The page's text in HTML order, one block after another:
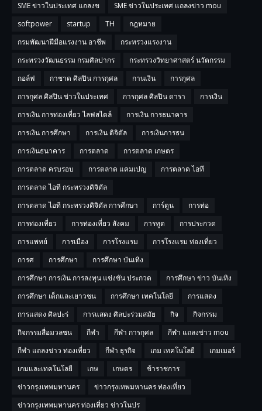
SME ข่าวในประเทศ แถลงข
SME ข่าวในประเทศ แถลงข่าว mou
softpower
startup TH
กฎหมาย
กรมพัฒนาฝีมือแรงงาน อาชีพ
กระทรวงแรงงาน
กระทรวงวัฒนธรรม กรมศิลปากร
กระทรวงวิทยาศาสตร์ นวัตกรรม
กอล์ฟ
กาชาด ศิลปิน การกุศล กานเงิน
การกุศล
การกุศล ศิลปิน ข่าวในประเทศ
การกุศล ศิลปิน ดารา
การเงิน
การเงิน การท่องเที่ยว ไลฟสไตล์
การเงิน การธนาคาร
การเงิน การศึกษา
การเงิน ดิจิตัล
การเงินการธน
การเงินธนาคาร
การตลาด
การตลาด เกษตร
การตลาด ครบรอบ
การตลาด แคมเปญ
การตลาด ไอที
การตลาด ไอที กระทรวงดิจิตัล
การตลาด ไอที กระทรวงดิจิตัล การศีกษา
การ์ตูน
การท่อ
การท่องเที่ยว
การท่องเที่ยว สังคม การทูต
การประกวด
การแพทย์
การเมือง การโรงแรม
การโรงแรม ท่องเที่ยว
การศ
การศึกษา
การศึกษา บันเทิง
การศึกษา การเงิน การลงทุน แข่งขัน ประกวด
การศึกษา ข่าว บันเทิง
การศึกษา เด็กและเยาวชน
การศึกษา เทคโนโลยี
การแสดง
การแสดง ศิลปะร่
การแสดง ศิลปะร่วมสมัย กิจ
กิจกรรม
กิจกรรมสื่อมวลชน
กีฬา กีฬา การกุศล
กีฬา แถลงข่าว mou
กีฬา แถลงข่าว ท่องเที่ยว
กีฬา ธุรกิจ เกม เทคโนโลยี
เกมเมอร์
เกมและเทคโนโลยี
เกษ เกษตร
ข้าราชการ
ข่าวกรุงเทพมหานคร
ข่าวกรุงเทพมหานคร ท่องเที่ยว
ข่าวกรุงเทพมหานคร ท่องเที่ยว ข่าวในปร